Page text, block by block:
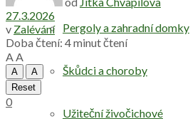
Pergoly a zahradní domky
Škůdci a choroby
Užiteční živočichové
27.3.2026
v Zalévání
Doba čtení: 4 minut čtení
AA
A
A
Reset
0